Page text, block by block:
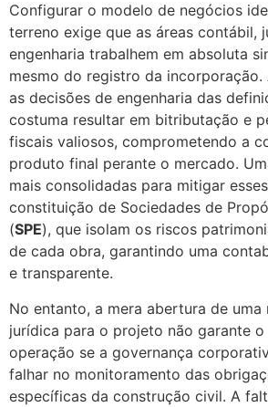
Configurar o modelo de negócios
terreno exige que as áreas contábil,
engenharia trabalhem em absoluta
mesmo do registro da
as decisões de engenharia das
costuma resultar em bitributação e
fiscais valiosos, comprometendo a
produto final perante o mercado.
mais consolidadas para mitigar
constituição de Sociedades de
(SPE), que isolam os riscos
de cada obra, garantindo uma
e transparente.
No entanto, a mera abertura de uma
jurídica para o projeto não garante o
operação se a governança
falhar no monitoramento das
específicas da construção civil. A